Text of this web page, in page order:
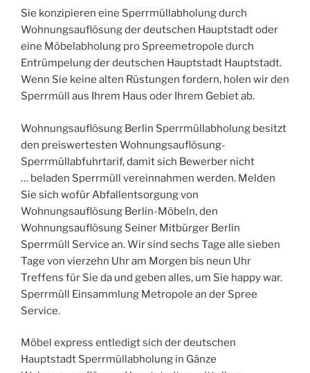
Sie konzipieren eine Sperrmüllabholung durch
Wohnungsauflösung der deutschen Hauptstadt oder
eine Möbelabholung pro Spreemetropole durch
Entrümpelung der deutschen Hauptstadt Hauptstadt.
Wenn Sie keine alten Rüstungen fordern, holen wir den
Sperrmüll aus Ihrem Haus oder Ihrem Gebiet ab.
Wohnungsauflösung Berlin Sperrmüllabholung besitzt
den preiswertesten Wohnungsauflösung-
Sperrmüllabfuhrtarif, damit sich Bewerber nicht
… beladen Sperrmüll vereinnahmen werden. Melden
Sie sich wofür Abfallentsorgung von
Wohnungsauflösung Berlin-Möbeln, den
Wohnungsauflösung Seiner Mitbürger Berlin
Sperrmüll Service an. Wir sind sechs Tage alle sieben
Tage von vierzehn Uhr am Morgen bis neun Uhr
Treffens für Sie da und geben alles, um Sie happy war.
Sperrmüll Einsammlung Metropole an der Spree
Service.
Möbel express entledigt sich der deutschen
Hauptstadt Sperrmüllabholung in Gänze